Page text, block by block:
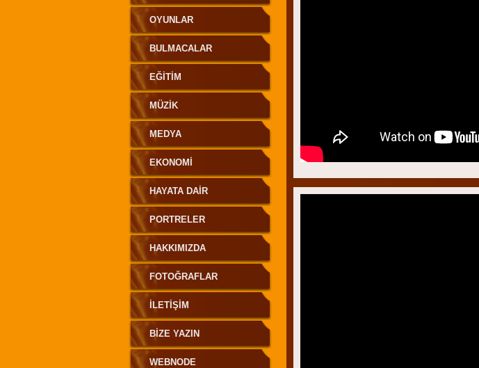
OYUNLAR
BULMACALAR
EĞITIM
MÜZIK
MEDYA
EKONOMİ
HAYATA DAIR
PORTRELER
HAKKIMIZDA
FOTOĞRAFLAR
İLETIŞIM
BIZE YAZIN
WEBNODE